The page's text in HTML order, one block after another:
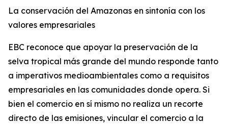
La conservación del Amazonas en sintonía con los
valores empresariales
EBC reconoce que apoyar la preservación de la
selva tropical más grande del mundo responde tanto
a imperativos medioambientales como a requisitos
empresariales en las comunidades donde opera. Si
bien el comercio en sí mismo no realiza un recorte
directo de las emisiones, vincular el comercio a la